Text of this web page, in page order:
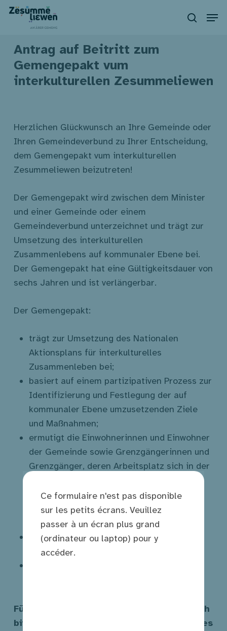
Skip
content
search
Antrag auf Beitritt zum
Gemengepakt vum
interkulturellen Zesummeliewen
Herzlichen Glückwunsch an Ihre Gemeinde oder
Ihren Gemeindeverbund zu Ihrer Entscheidung,
dem Gemengepakt vum interkulturellen
Zesummeliewen beizutreten!
Der Gemengepakt wird zwischen dem Minister
und einer Gemeinde oder einem
Gemeindeverbund unterzeichnet und trägt zur
Umsetzung des interkulturellen
Zusammenlebens auf kommunaler Ebene bei.
Der Gemengepakt hat eine Gültigkeitsdauer von
sechs Jahren und ist verlängerbar.
Der Gemengepakt:
trägt zur Umsetzung des Nationalen
Aktionsplans für interkulturelles
Zusammenleben bei;
basiert auf einem partizipativen Prozess zur
Identifizierung und Festlegung der auf
kommunaler Ebene umzusetzenden Ziele
und Maßnahmen;
ermutigt die Einwohnerinnen und Einwohner
der Gemeinde sowie Grenzgängerinnen und
Grenzgänger, deren Arbeitsplatz sich in der
beizutreten und an den im Rahmen des
Programms angebotenen Modulen
teilzunehmen
definiert einen schrittweisen Prozess und
legt einen Umsetzungszeitplan fest
Für weitere Informationen wenden Sie sich
bitte an die Abteilung Zusammenleben des
Ce formulaire n'est pas disponible
sur les petits écrans. Veuillez
passer à un écran plus grand
(ordinateur ou laptop) pour y
accéder.